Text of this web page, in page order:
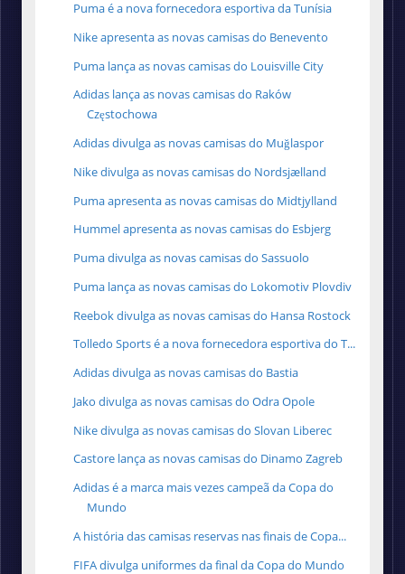
Puma é a nova fornecedora esportiva da Tunísia
Nike apresenta as novas camisas do Benevento
Puma lança as novas camisas do Louisville City
Adidas lança as novas camisas do Raków
Częstochowa
Adidas divulga as novas camisas do Muğlaspor
Nike divulga as novas camisas do Nordsjælland
Puma apresenta as novas camisas do Midtjylland
Hummel apresenta as novas camisas do Esbjerg
Puma divulga as novas camisas do Sassuolo
Puma lança as novas camisas do Lokomotiv Plovdiv
Reebok divulga as novas camisas do Hansa Rostock
Tolledo Sports é a nova fornecedora esportiva do T...
Adidas divulga as novas camisas do Bastia
Jako divulga as novas camisas do Odra Opole
Nike divulga as novas camisas do Slovan Liberec
Castore lança as novas camisas do Dinamo Zagreb
Adidas é a marca mais vezes campeã da Copa do
Mundo
A história das camisas reservas nas finais de Copa...
FIFA divulga uniformes da final da Copa do Mundo